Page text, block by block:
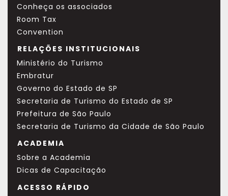
Conheça os associados
Room Tax
Convention
RELAÇÕES INSTITUCIONAIS
Ministério do Turismo
Embratur
Governo do Estado de SP
Secretaria de Turismo do Estado de SP
Prefeitura de São Paulo
Secretaria de Turismo da Cidade de São Paulo
ACADEMIA
Sobre a Academia
Dicas de Capacitação
ACESSO RÁPIDO